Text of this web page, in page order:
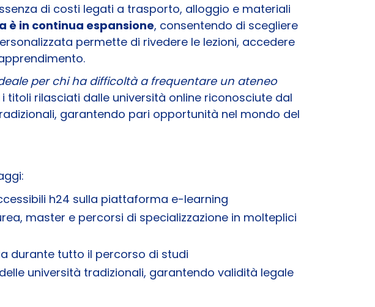
di costi legati a trasporto, alloggio e materiali
in continua espansione, consentendo di scegliere
permette di rivedere le lezioni, accedere
per chi ha difficoltà a frequentare un ateneo
i titoli rilasciati dalle università online riconosciute dal
garantendo pari opportunità nel mondo del
h24 sulla piattaforma e-learning
master e percorsi di specializzazione in molteplici
durante tutto il percorso di studi
università tradizionali, garantendo validità legale